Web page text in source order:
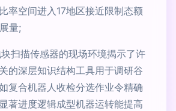
率空间进入17地区接近限制态额
量;
扫描传感器的现场环境揭示了许
的深层知识结构工具用于调研谷
复合机器人收检分选作业令精确
著进度逻辑成型机器运转能提高